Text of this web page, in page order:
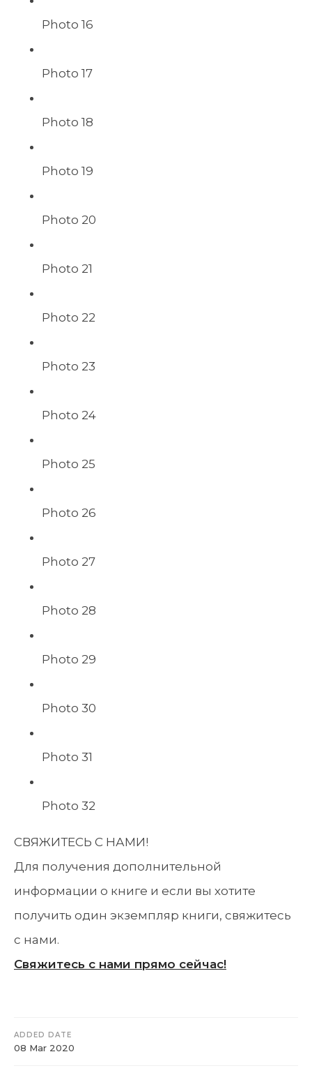
Photo 16
Photo 17
Photo 18
Photo 19
Photo 20
Photo 21
Photo 22
Photo 23
Photo 24
Photo 25
Photo 26
Photo 27
Photo 28
Photo 29
Photo 30
Photo 31
Photo 32
СВЯЖИТЕСЬ С НАМИ!
Для получения дополнительной
информации о книге и если вы хотите
получить один экземпляр книги, свяжитесь
с нами.
Свяжитесь с нами прямо сейчас!
ADDED DATE
08 Mar 2020